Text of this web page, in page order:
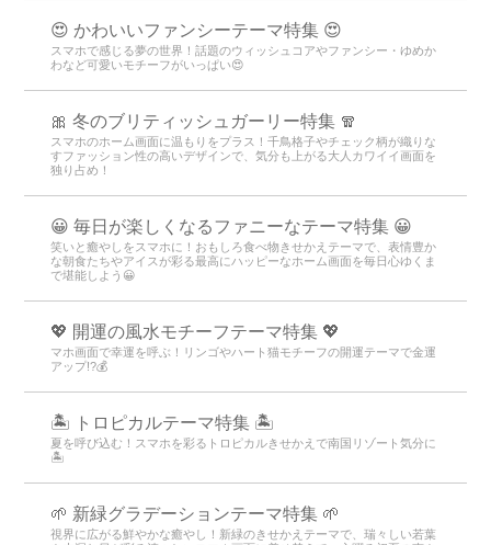
😍 かわいいファンシーテーマ特集 😍
スマホで感じる夢の世界！話題のウィッシュコアやファンシー・ゆめか
わなど可愛いモチーフがいっぱい😍
🎀 冬のブリティッシュガーリー特集 🧣
スマホのホーム画面に温もりをプラス！千鳥格子やチェック柄が織りな
すファッション性の高いデザインで、気分も上がる大人カワイイ画面を
独り占め！
😀 毎日が楽しくなるファニーなテーマ特集 😀
笑いと癒やしをスマホに！おもしろ食べ物きせかえテーマで、表情豊か
な朝食たちやアイスが彩る最高にハッピーなホーム画面を毎日心ゆくま
で堪能しよう😀
💖 開運の風水モチーフテーマ特集 💖
マホ画面で幸運を呼ぶ！リンゴやハート猫モチーフの開運テーマで金運
アップ!?💰
🏝️ トロピカルテーマ特集 🏝️
夏を呼び込む！スマホを彩るトロピカルきせかえで南国リゾート気分に
🏝️
🌱 新緑グラデーションテーマ特集 🌱
視界に広がる鮮やかな癒やし！新緑のきせかえテーマで、瑞々しい若葉